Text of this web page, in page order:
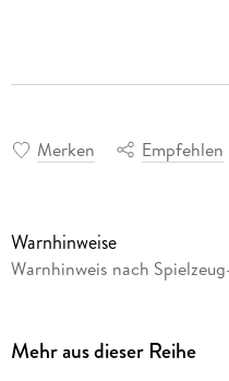
Merken Empfehlen
Warnhinweise
Warnhinweis nach
Mehr aus dieser Reihe